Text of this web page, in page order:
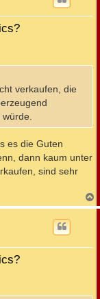
verkaufen, die
es die Guten
dann kaum unter
sind sehr
a